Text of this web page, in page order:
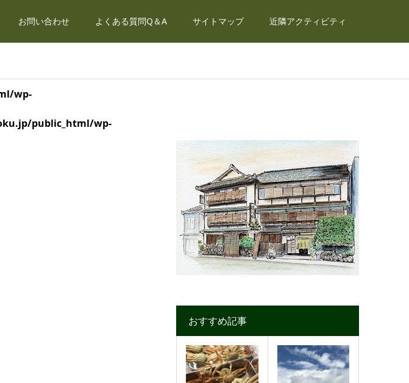
お問い合わせ よくある質問Q＆A サイトマップ 近隣アクティビティ
wp-
public_html/wp-
おすすめ記事